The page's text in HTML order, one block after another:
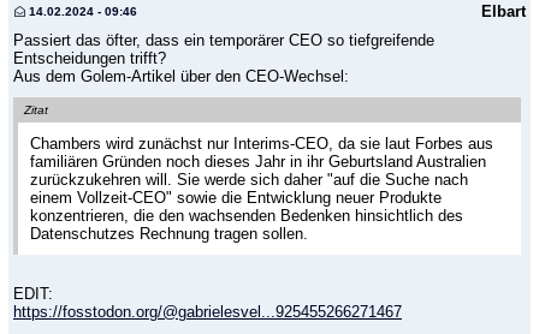
Elbart
14.02.2024 - 09:46
Passiert das öfter, dass ein temporärer CEO so tiefgreifende
Entscheidungen trifft?
Aus dem Golem-Artikel über den CEO-Wechsel:
Zitat
Chambers wird zunächst nur Interims-CEO, da sie laut Forbes aus
familiären Gründen noch dieses Jahr in ihr Geburtsland Australien
zurückzukehren will. Sie werde sich daher "auf die Suche nach
einem Vollzeit-CEO" sowie die Entwicklung neuer Produkte
konzentrieren, die den wachsenden Bedenken hinsichtlich des
Datenschutzes Rechnung tragen sollen.
EDIT:
https://fosstodon.org/@gabrielesvel...925455266271467